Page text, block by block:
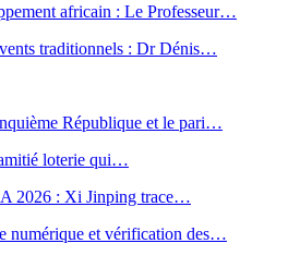
africain : Le Professeur…
traditionnels : Dr Dénis…
République et le pari…
loterie qui…
2026 : Xi Jinping trace…
numérique et vérification des…